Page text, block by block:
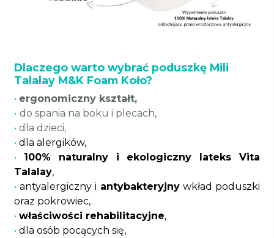
Dlaczego warto wybrać poduszkę Mili
Talalay M&K Foam Koło?
• ergonomiczny kształt,
• do spania na boku i plecach,
• dla dzieci,
• dla alergików,
• 100% naturalny i ekologiczny lateks Vita
Talalay,
• antyalergiczny i antybakteryjnywkład poduszki
oraz pokrowiec,
• właściwości rehabilitacyjne,
• dla osób pocących się,